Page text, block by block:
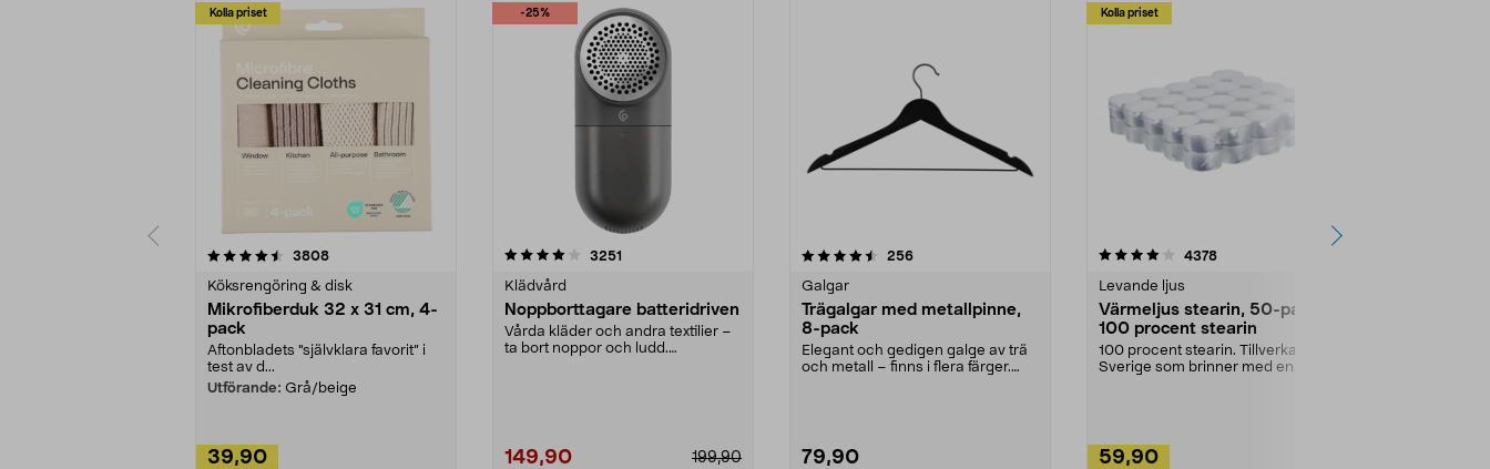
Kolla priset
3808recensioner
Köksrengöring & disk
Mikrofiberduk 32 x 31 cm, 4-
pack
Aftonbladets "självklara favorit” i
test av d...
Utförande: Grå/beige
39,90
-25%
4.0av 5 stjärnor 3251
Klädvård
Noppborttagare batteridriven
Vårda kläder och andra textilier –
ta bort noppor och ludd.
199,90
149,90
4.5av 5 stjärnor 256recensioner
Galgar
Trägalgar med metallpinne,
8-pack
Elegant och gedigen galge av trä
och metall – finns i flera färger.
79,90
Kolla priset
4.0av 5 stjärnor 4378recensioner
Levande ljus
Värmeljus stearin, 50-pack,
100 procent stearin
100 procent stearin. Tillverkade i
Sverige som brinner med en
59,90
4.5av 5 stjärnor